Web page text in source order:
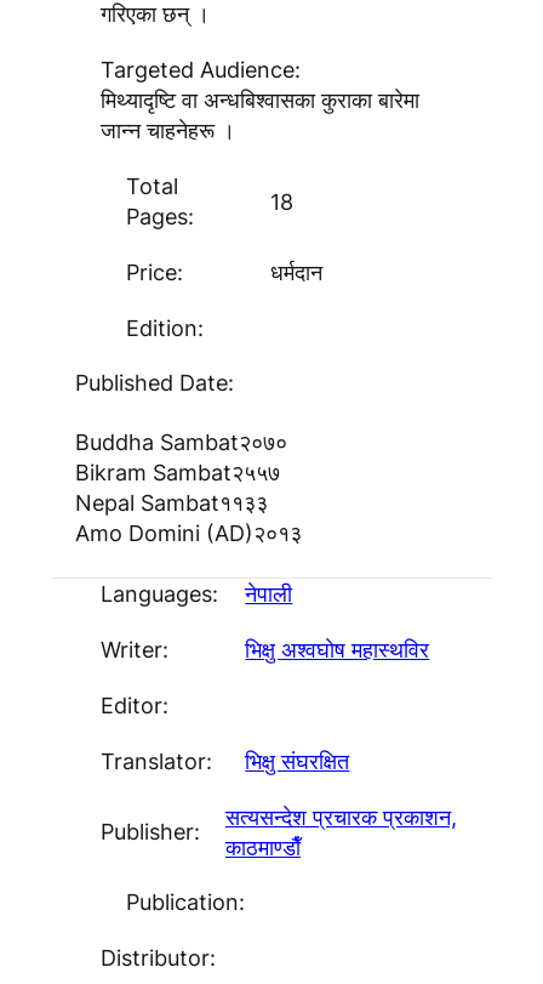
गरिएका छन् ।
Targeted Audience:
मिथ्यादृष्टि वा अन्धबिश्वासका कुराका बारेमा
जान्न चाहनेहरू ।
Total
Pages:
18
Price: धर्मदान
Edition:
Published Date:
Buddha Sambat२०७०
Bikram Sambat२५५७
Nepal Sambat११३३
Amo Domini (AD)२०१३
Languages: नेपाली
Writer: भिक्षु अश्वघाेष महास्थविर
Editor:
Translator: भिक्षु संघरक्षित
Publisher:
सत्यसन्देश प्रचारक प्रकाशन,
काठमाण्डाैँ
Publication:
Distributor: